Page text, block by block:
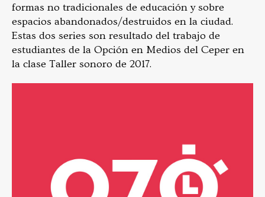
formas no tradicionales de educación y sobre
espacios abandonados/destruidos en la ciudad.
Estas dos series son resultado del trabajo de
estudiantes de la Opción en Medios del Ceper en
la clase Taller sonoro de 2017.